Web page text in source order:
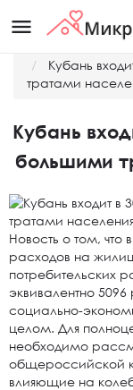
menu
Кубань
тратами
Кубань
большими
Новость о том, что
расходов на
потребительских
эквивалентно
социально-
целом. Для
необходимо
общероссийской
влияющие на